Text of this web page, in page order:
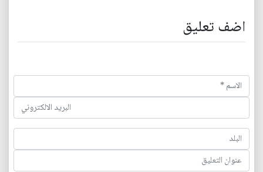
اضف تعليق